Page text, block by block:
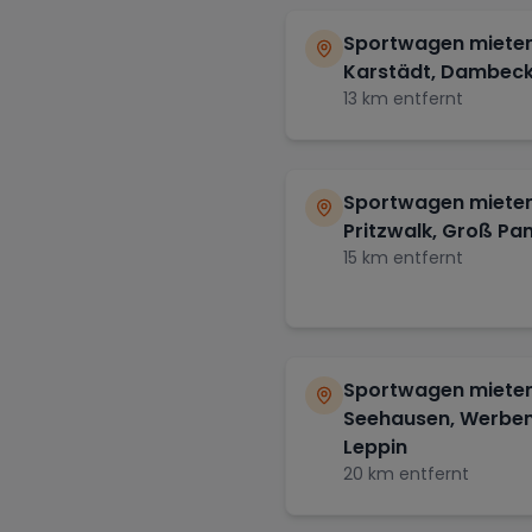
Sportwagen
Karstädt,
13 km entfernt
Sportwagen
Pritzwalk, Groß
15 km entfernt
Sportwagen
Seehausen,
Leppin
20 km entfernt